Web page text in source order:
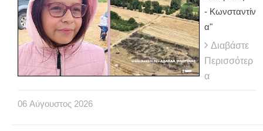
- Κωνσταντίν
α"
Διαβάστε
Περισσότερ
α
06 Αύγουστος 2026